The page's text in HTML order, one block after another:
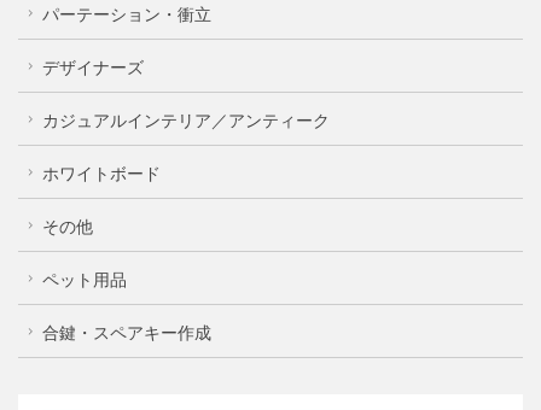
パーテーション・衝立
デザイナーズ
カジュアルインテリア／アンティーク
ホワイトボード
その他
ペット用品
合鍵・スペアキー作成